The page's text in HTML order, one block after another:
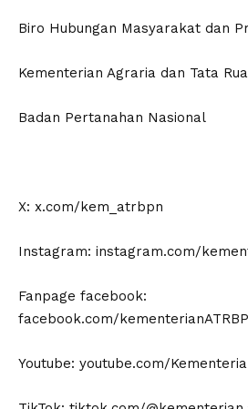
Biro Hubungan Masyarakat dan
Kementerian Agraria dan Tata
Badan Pertanahan Nasional
X: x.com/kem_atrbpn
Instagram: instagram.com/
Fanpage facebook:
facebook.com/
Youtube: youtube.com/